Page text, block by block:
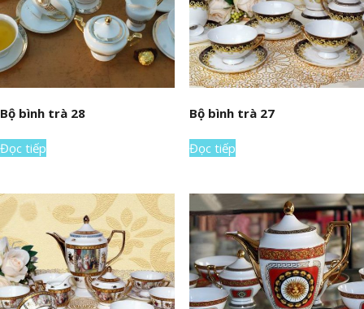
Bộ bình trà 28
Đọc tiếp
Bộ bình trà 27
Đọc tiếp